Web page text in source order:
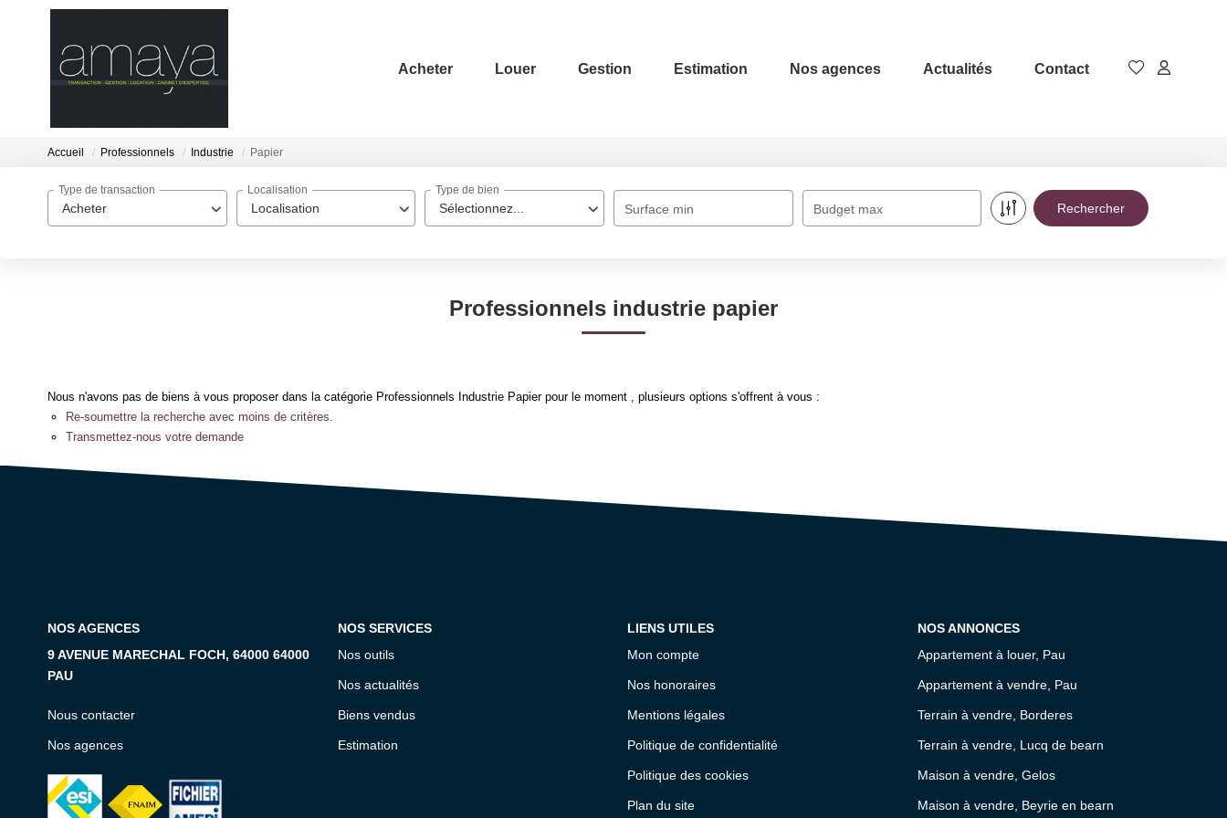
Acheter Louer Gestion Estimation Nos agences Actualités Contact
Accueil Professionnels Industrie Papier
Acheter
Type de transaction
Localisation
Localisation
Sélectionnez...
Type de bien
Surface min Budget max
Professionnels industrie papier
Nous n'avons pas de biens à vous proposer dans la catégorie Professionnels Industrie Papier pour le moment , plusieurs options s'offrent à vous :
Re-soumettre la recherche avec moins de critères.
Transmettez-nous votre demande
NOS AGENCES
9 AVENUE MARECHAL FOCH, 64000 64000
PAU
Nous contacter
Nos agences
NOS SERVICES
Nos outils
Nos actualités
Biens vendus
Estimation
LIENS UTILES
Mon compte
Nos honoraires
Mentions légales
Politique de confidentialité
Politique des cookies
Plan du site
NOS ANNONCES
Appartement à louer, Pau
Appartement à vendre, Pau
Terrain à vendre, Borderes
Terrain à vendre, Lucq de bearn
Maison à vendre, Gelos
Maison à vendre, Beyrie en bearn